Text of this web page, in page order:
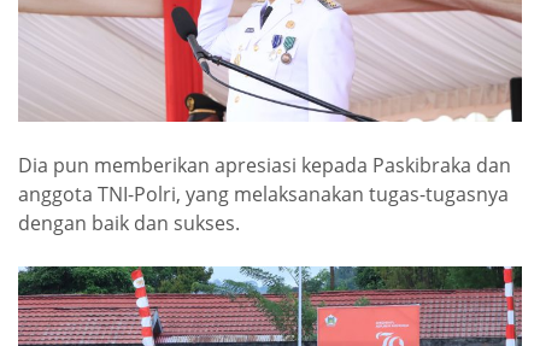
Dia pun memberikan apresiasi kepada Paskibraka dan
anggota TNI-Polri, yang melaksanakan tugas-tugasnya
dengan baik dan sukses.